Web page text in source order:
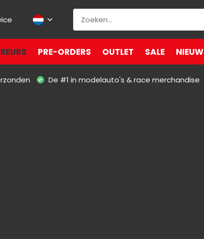
PRE-ORDERS OUTLET SALE NIEUW
De #1 in modelauto's & race merchandise